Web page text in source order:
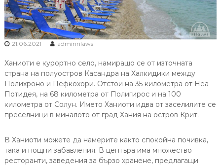
21.06.2021 adminrilaws
Ханиоти е курортно село, намиращо се от източната
страна на полуостров Касандра на Халкидики между
Полихроно и Пефкохори. Отстои на 35 километра от Неа
Потидея, на 68 километра от Полигирос и на 100
километра от Солун. Името Ханиоти идва от заселилите се
преселници в миналото от град Хания на остров Крит.
В Ханиоти можете да намерите както спокойна почивка,
така и нощни забавления. В центъра има множество
ресторанти, заведения за бързо хранене, предлагащи